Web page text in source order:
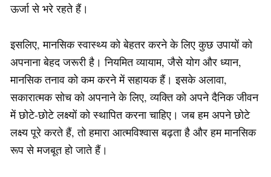
ऊर्जा से भरे रहते हैं।
इसलिए, मानसिक स्वास्थ्य को बेहतर करने के लिए कुछ उपायों को
अपनाना बेहद जरूरी है। नियमित व्यायाम, जैसे योग और ध्यान,
मानसिक तनाव को कम करने में सहायक हैं। इसके अलावा,
सकारात्मक सोच को अपनाने के लिए, व्यक्ति को अपने दैनिक जीवन
में छोटे-छोटे लक्ष्यों को स्थापित करना चाहिए। जब हम अपने छोटे
लक्ष्य पूरे करते हैं, तो हमारा आत्मविश्वास बढ़ता है और हम मानसिक
रूप से मजबूत हो जाते हैं।